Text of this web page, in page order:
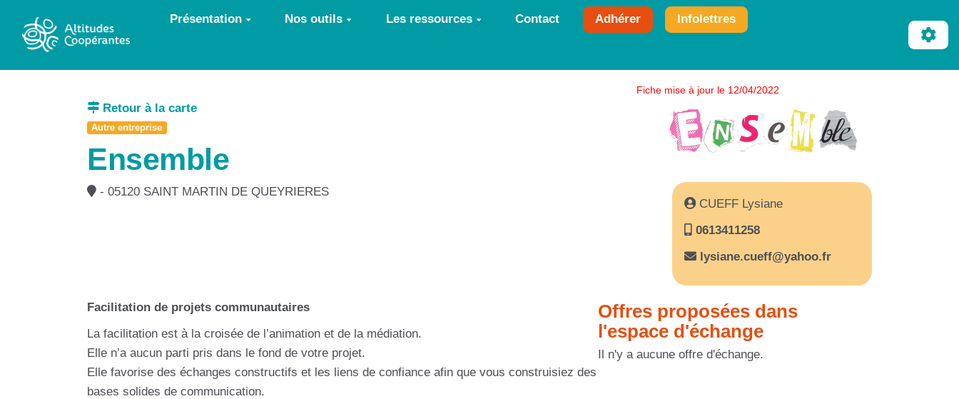
Aller au contenu principal Présentation Nos outils Les ressources Contact Adhérer Infolettres
Fiche mise à jour le 12/04/2022
Retour à la carte
Autre entreprise
Ensemble
- 05120 SAINT MARTIN DE QUEYRIERES
CUEFF Lysiane
0613411258
lysiane.cueff@yahoo.fr
Facilitation de projets communautaires
La facilitation est à la croisée de l’animation et de la médiation.
Elle n’a aucun parti pris dans le fond de votre projet.
Elle favorise des échanges constructifs et les liens de confiance afin que vous construisiez des
bases solides de communication.
Offres proposées dans
l'espace d'échange
Il n'y a aucune offre d'échange.